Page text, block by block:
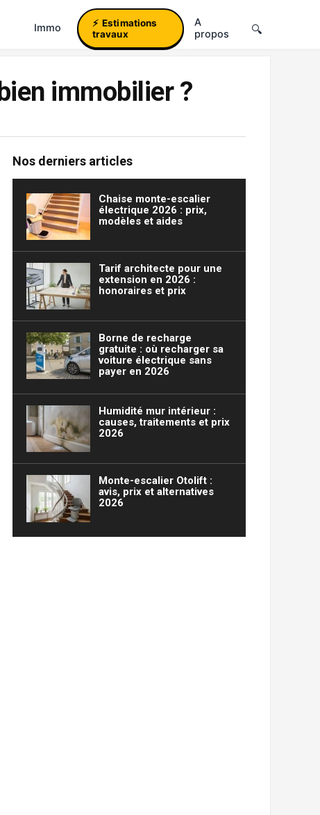
Immo
Estimations
travaux
A
propos
immobilier ?
Nos derniers articles
Chaise monte-escalier
électrique 2026 : prix,
modèles et aides
Tarif architecte pour une
extension en 2026 :
honoraires et prix
Borne de recharge
gratuite : où recharger sa
voiture électrique sans
payer en 2026
Humidité mur intérieur :
causes, traitements et prix
2026
Monte-escalier Otolift :
avis, prix et alternatives
2026